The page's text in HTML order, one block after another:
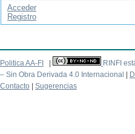
Acceder
Registro
Politica AA-FI RINFI
– Sin Obra Derivada 4.0 Internacional
Contacto
Sugerencias